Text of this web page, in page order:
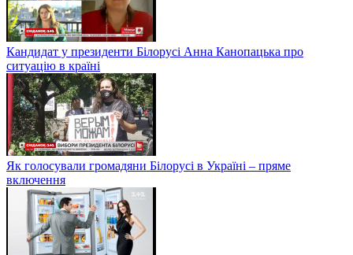
Кандидат у президенти Білорусі Анна Канопацька про
ситуацію в країні
Як голосували громадяни Білорусі в Україні – пряме
включення